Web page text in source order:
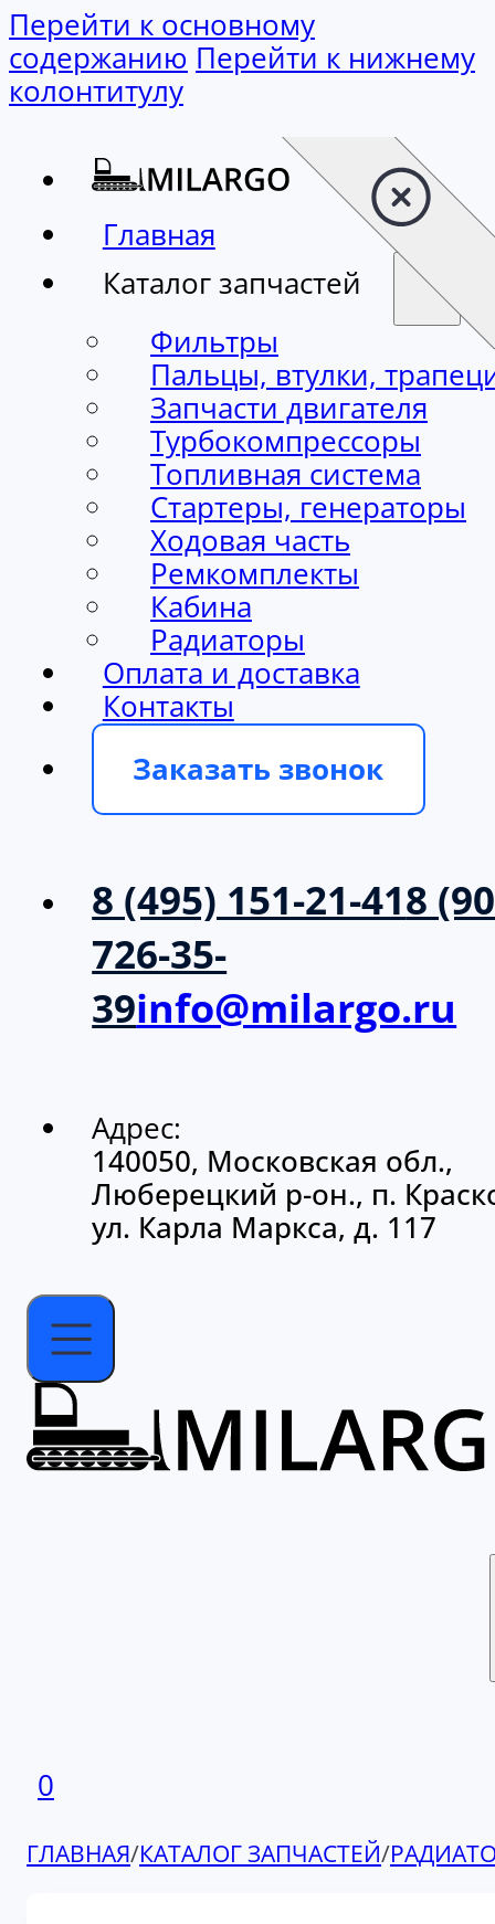
Перейти к основному содержанию
Перейти к нижнему колонтитулу
Главная
Каталог запчастей
Фильтры
Пальцы, втулки,
Запчасти двигателя
Турбокомпрессоры
Топливная система
Стартеры, генераторы
Ходовая часть
Ремкомплекты
Кабина
Радиаторы
Оплата и доставка
Контакты
Заказать звонок
726-35-
39info@milargo.ru
140050, Московская обл.,
Люберецкий р-он., п.
ул. Карла Маркса, д. 117